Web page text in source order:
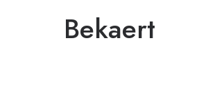
Bekaert